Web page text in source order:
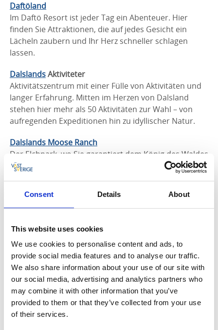
Consent Details About
This website uses cookies
We use cookies to personalise content and ads, to
provide social media features and to analyse our traffic.
We also share information about your use of our site with
our social media, advertising and analytics partners who
may combine it with other information that you’ve
provided to them or that they’ve collected from your use
of their services.
Daftöland
Im Daftö Resort ist jeder Tag ein Abenteuer. Hier
finden Sie Attraktionen, die auf jedes Gesicht ein
Lächeln zaubern und Ihr Herz schneller schlagen
lassen.
DalslandsAktiviteter
Aktivitätszentrum mit einer Fülle von Aktivitäten und
langer Erfahrung. Mitten im Herzen von Dalsland
stehen hier mehr als 50 Aktivitäten zur Wahl – von
aufregenden Expeditionen hin zu idyllischer Natur.
Dalslands Moose Ranch
Der Elchpark, wo Sie garantiert dem König des Waldes
aus direkter Nähe erleben.
Aquarium Havets Hus
Hier lernen Sie eine Auswahl der Tiere kennen, die im
Westküste leben.
Innovatum
Innovatum ist ein kreativer Spielplatz für Jung und Alt.
Klatring på Grensen
Klatring på Grensen ist ein Abenteuerpark, wo Sie